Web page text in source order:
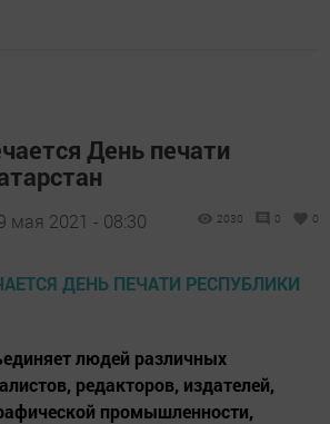
День печати
мая 2021 - 08:30 2030 0 0
людей различных
редакторов, издателей,
промышленности,